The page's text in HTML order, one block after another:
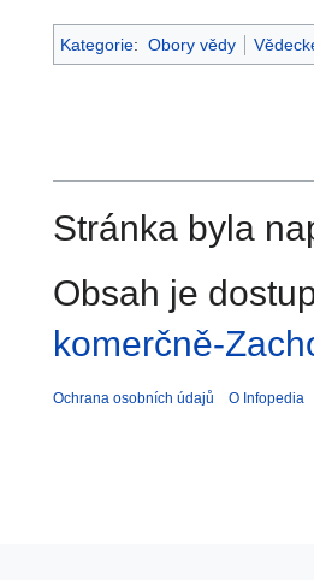
Kategorie: Obory vědy
Stránka byla
Obsah je
komerčně-
Ochrana osobních údajů O Infopedia